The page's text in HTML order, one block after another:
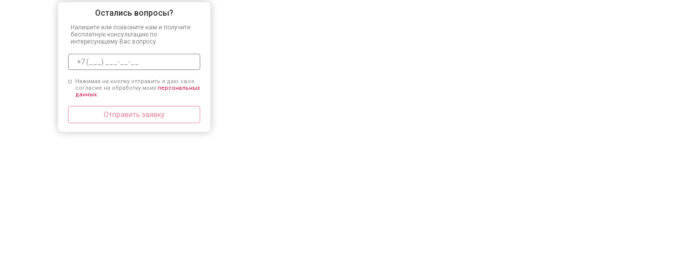
Остались вопросы?
Напишите или позвоните нам и получите
бесплатную консультацию по
интересующему Вас вопросу.
Нажимая на кнопку отправить я даю свое
согласие на обработку моих персональных
данных.
Отправить заявку